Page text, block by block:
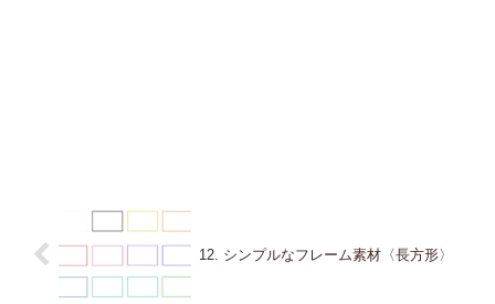
12. シンプルなフレーム素材〈長方形〉